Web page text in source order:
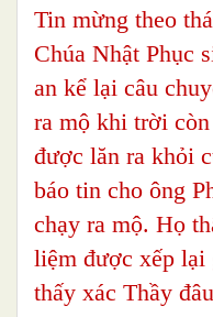
Tin mừng theo
Chúa Nhật Phục
an kể lại câu
ra mộ khi trời
được lăn ra khỏi
báo tin cho ông
chạy ra mộ. Họ
liệm được xếp lại
thấy xác Thầy